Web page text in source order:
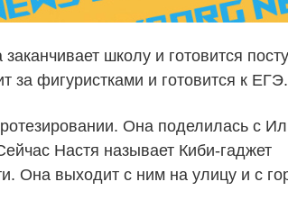
школу и готовится
за фигуристками и готовится к ЕГЭ.
Она поделилась с
Настя называет Киби‑гаджет
Она выходит с ним на улицу и с